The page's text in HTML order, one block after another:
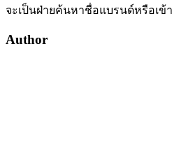
จะเป็นฝ่ายค้นหาชื่อแบรนด์หรือเข้
Author